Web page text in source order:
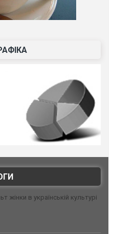
жінки в українській культурі